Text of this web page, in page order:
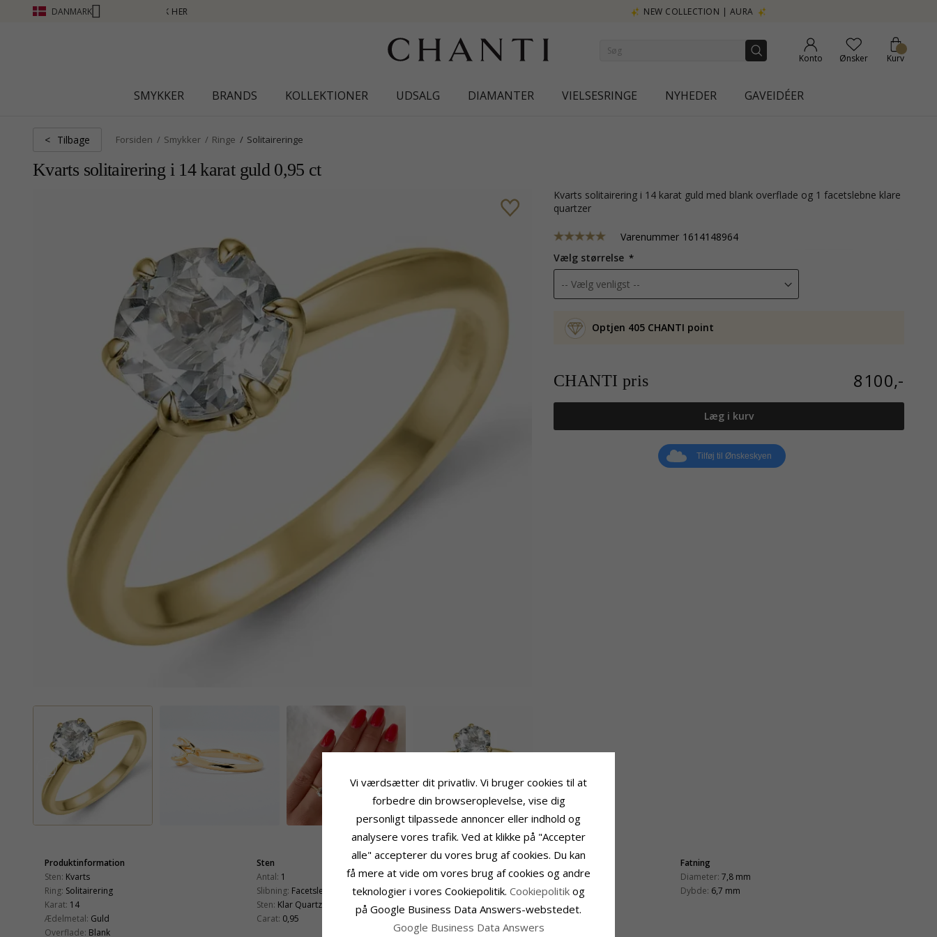
DANMARK
Konto Ønsker Kurv
SMYKKER BRANDS KOLLEKTIONER UDSALG DIAMANTER VIELSESRINGE NYHEDER GAVEIDÉER
< Tilbage Forsiden Smykker Ringe Solitaireringe
Kvarts solitairering i 14 karat guld 0,95 ct
kvarts solitairering i 14 karat guld med blank overflade og 1 facetslebne klare
quartzer
Varenummer 1614148964
Vælg størrelse
Optjen 405 CHANTI point
CHANTI pris 8100,-
Læg i kurv
Tilføj til Ønskeskyen
Produktinformation
Sten: Kvarts
Ring: Solitairering
Karat: 14
Ædelmetal: Guld
Overflade: Blank
Sten
Antal: 1
Slibning: Facetsleben
Sten: Klar Quartz
Carat: 0,95
Ringskinne
Bredde Top:2,4 mm
Bredde Bund:1,9 mm
Tykkelse Top:
2,8 mm
Fatning
Diameter: 7,8 mm
Dybde: 6,7 mm
Vi værdsætter dit privatliv. Vi bruger cookies til at
forbedre din browseroplevelse, vise dig
personligt tilpassede annoncer eller indhold og
analysere vores trafik. Ved at klikke på "Accepter
alle" accepterer du vores brug af cookies. Du kan
få mere at vide om vores brug af cookies og andre
teknologier i vores Cookiepolitik. Cookiepolitik og
på Google Business Data Answers-webstedet.
Google Business Data Answers